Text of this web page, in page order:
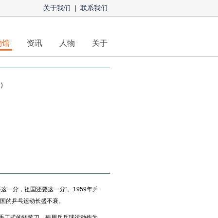
关于我们 | 联系我们
馆 资讯 人物 关于
一分，祖国还要这一分”。1959年乒
的乒乓运动长盛不衰。